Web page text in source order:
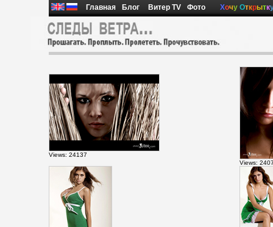
Главная Блог Витер TV Фото Хочу Открытк
Views: 24137
Views: